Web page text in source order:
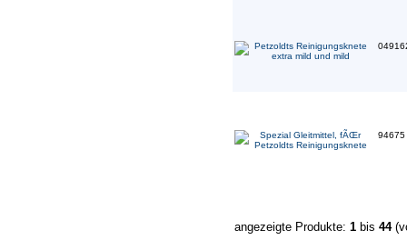
94675
angezeigte Produkte: 1 bis 44